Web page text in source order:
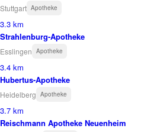
Stuttgart Apotheke
3.3 km
Strahlenburg-Apotheke
Esslingen Apotheke
3.4 km
Hubertus-Apotheke
Heidelberg Apotheke
3.7 km
Reischmann Apotheke Neuenheim